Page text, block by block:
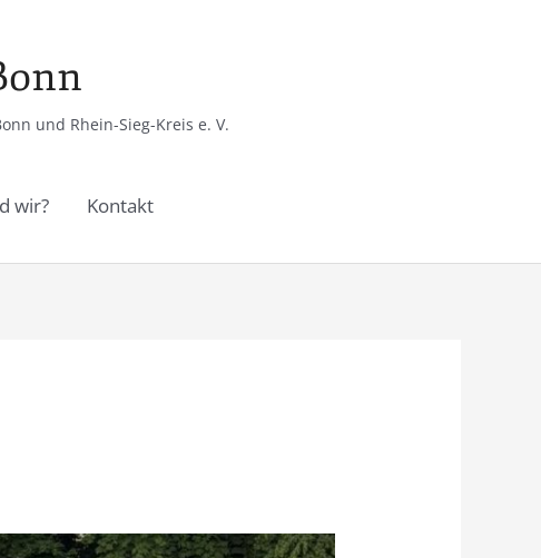
und Rhein-Sieg-Kreis e. V.
wir? Kontakt